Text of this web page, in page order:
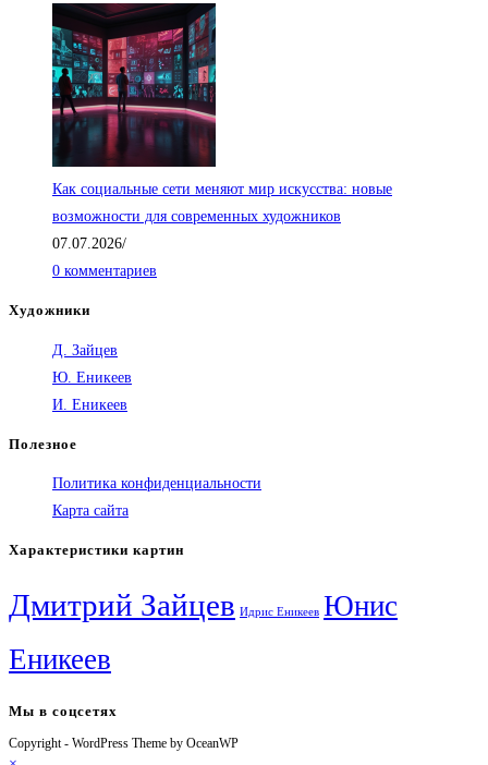
Как социальные сети меняют мир искусства: новые
возможности для современных художников
07.07.2026/
0 комментариев
Художники
Д. Зайцев
Ю. Еникеев
И. Еникеев
Полезное
Политика конфиденциальности
Карта сайта
Характеристики картин
Дмитрий Зайцев Идрис Еникеев Юнис
Еникеев
Мы в соцсетях
Откроется
Откроется
Откроется
Откроется
Copyright - WordPress Theme by OceanWP